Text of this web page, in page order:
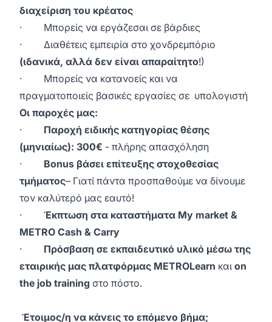
διαχείριση του κρέατος
· Μπορείς να εργάζεσαι σε βάρδιες
· Διαθέτεις εμπειρία στο χονδρεμπόριο
(ιδανικά, αλλά δεν είναι απαραίτητο!)
· Μπορείς να κατανοείς και να
πραγματοποιείς βασικές εργασίες σε υπολογιστή
Οι παροχές μας:
· Παροχή ειδικής κατηγορίας θέσης
(μηνιαίως): 300€ - πλήρης απασχόληση
· Βonus βάσει επίτευξης στοχοθεσίας
τμήματος– Γιατί πάντα προσπαθούμε να δίνουμε
τον καλύτερό μας εαυτό!
· Έκπτωση στα καταστήματα My market &
METRO Cash & Carry
· Πρόσβαση σε εκπαιδευτικό υλικό μέσω της
εταιρικής μας πλατφόρμας METROLearn και on
the job training στο πόστο.
Έτοιμος/η να κάνεις το επόμενο βήμα;